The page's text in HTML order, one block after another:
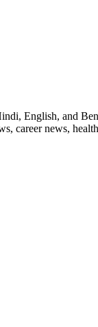
English, and
career news,